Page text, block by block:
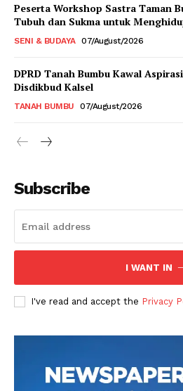
Peserta Workshop Sastra Taman
Tubuh dan Sukma untuk
SENI & BUDAYA 07/August/2026
DPRD Tanah Bumbu Kawal
Disdikbud Kalsel
TANAH BUMBU 07/August/2026
Subscribe
I WANT IN
I've read and accept the Privacy